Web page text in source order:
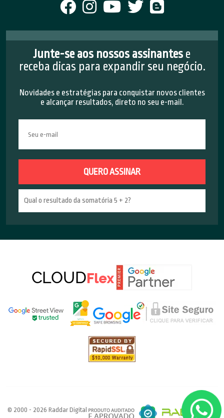
Junte-se aos nossos assinantes e
receba dicas para expandir seu negócio.
Novidades e estratégias para conquistar novos clientes
e alcançar resultados, direto no seu e-mail.
© 2000 - 2026 Raddar Digital